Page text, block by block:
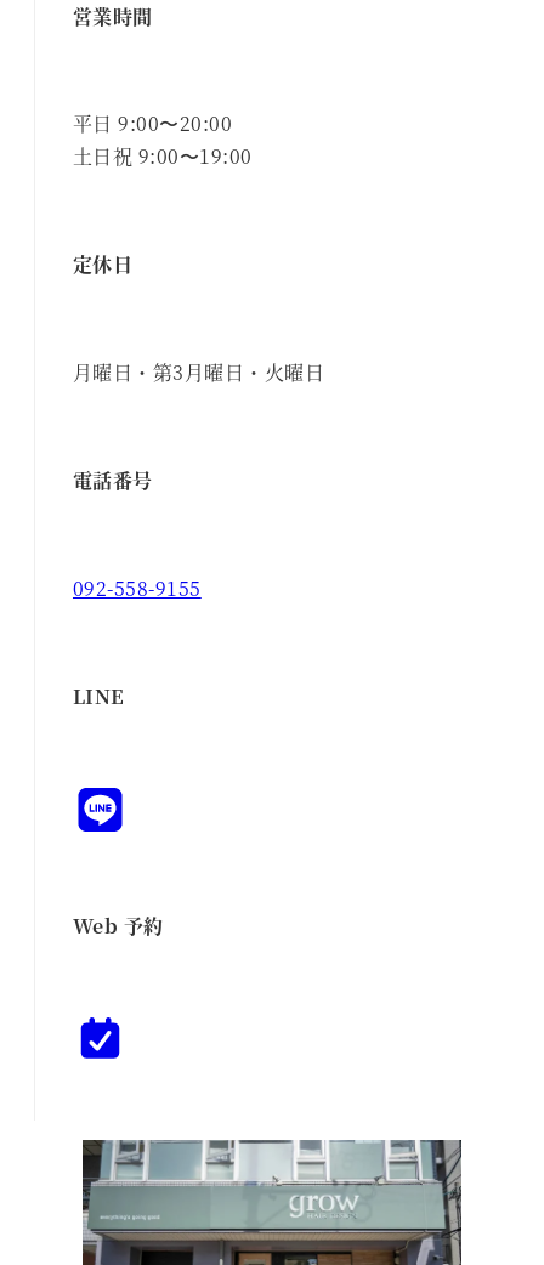
営業時間
平日 9:00〜20:00
土日祝 9:00〜19:00
定休日
月曜日・第3月曜日・火曜日
電話番号
092-558-9155
LINE
Web 予約